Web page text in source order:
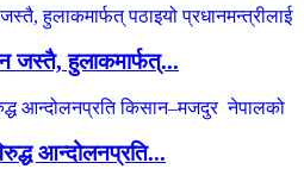
जस्तै, हुलाकमार्फत्...
आन्दोलनप्रति...